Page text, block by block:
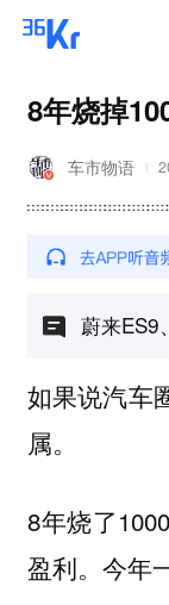
8年烧掉
车市物语
蔚来ES9
如果说汽车
属。
8年烧了
盈利。今年